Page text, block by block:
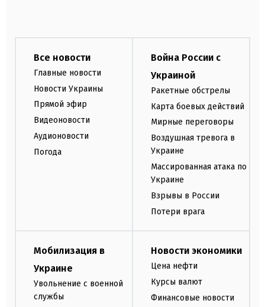
Все новости
Главные новости
Новости Украины
Прямой эфир
Видеоновости
Аудионовости
Погода
Война России с
Украиной
Ракетные обстрелы
Карта боевых действий
Мирные переговоры
Воздушная тревога в
Украине
Массированная атака по
Украине
Взрывы в России
Потери врага
Мобилизация в
Украине
Увольнение с военной
службы
Новости экономики
Цена нефти
Курсы валют
Финансовые новости